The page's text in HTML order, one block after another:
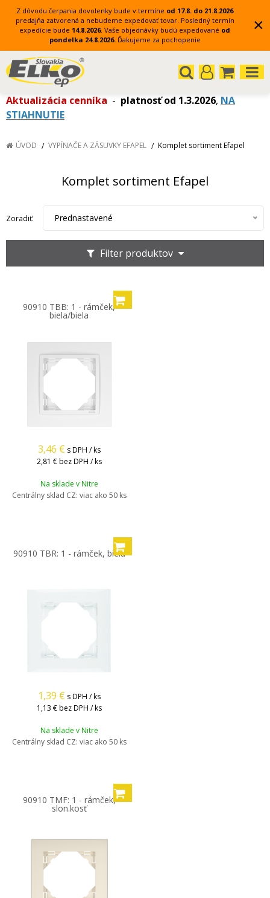
Z dôvodu čerpania dovolenky bude v termíne od 17.8. do 21.8.2026
predajňa zatvorená a nebudeme expedovať tovar. Posledný termín
expedície bude 14.8.2026. Vaše objednávky budú expedované od
pondelka 24.8.2026. Ďakujeme za pochopenie
×
Aktualizácia cenníka - platnosť od 1.3.2026, NA
STIAHNUTIE
ÚVOD VYPÍNAČE A ZÁSUVKY EFAPEL Komplet sortiment Efapel
Komplet sortiment Efapel
Filter produktov
Zoradiť: Prednastavené
90910 TBB: 1 - rámček,
biela/biela
3,46 € s DPH / ks
2,81 € bez DPH / ks
Na sklade v Nitre
Centrálny sklad CZ: viac ako 50 ks
90910 TBR: 1 - rámček, biela
1,39 € s DPH / ks
1,13 € bez DPH / ks
Na sklade v Nitre
Centrálny sklad CZ: viac ako 50 ks
90910 TMF: 1 - rámček,
slon.kosť